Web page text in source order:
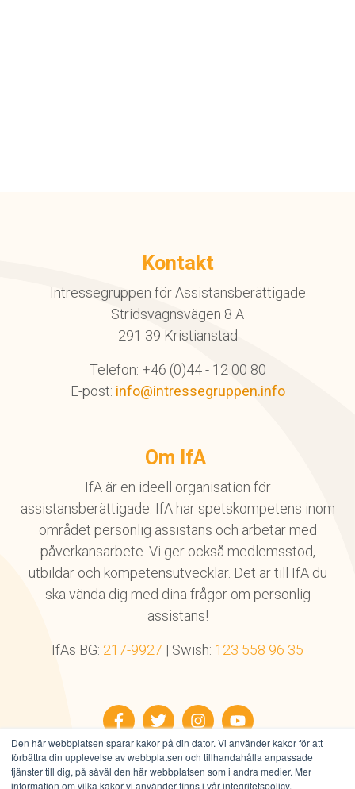
Den här webbplatsen sparar kakor på din dator. Vi använder kakor för att
förbättra din upplevelse av webbplatsen och tillhandahålla anpassade
tjänster till dig, på såväl den här webbplatsen som i andra medier. Mer
information om vilka kakor vi använder finns i vår integritetspolicy.
Kontakt
Intressegruppen för Assistansberättigade
Stridsvagnsvägen 8 A
291 39 Kristianstad
Telefon: +46 (0)44 - 12 00 80
E-post: info@intressegruppen.info
Om IfA
IfA är en ideell organisation för
assistansberättigade. IfA har spetskompetens inom
området personlig assistans och arbetar med
påverkansarbete. Vi ger också medlemsstöd,
utbildar och kompetensutvecklar. Det är till IfA du
ska vända dig med dina frågor om personlig
assistans!
IfAs BG: 217-9927 | Swish: 123 558 96 35
FacebookTwitterInstagramYouTube